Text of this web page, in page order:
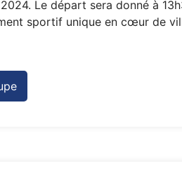
Le départ sera donné à
sportif unique en cœur de